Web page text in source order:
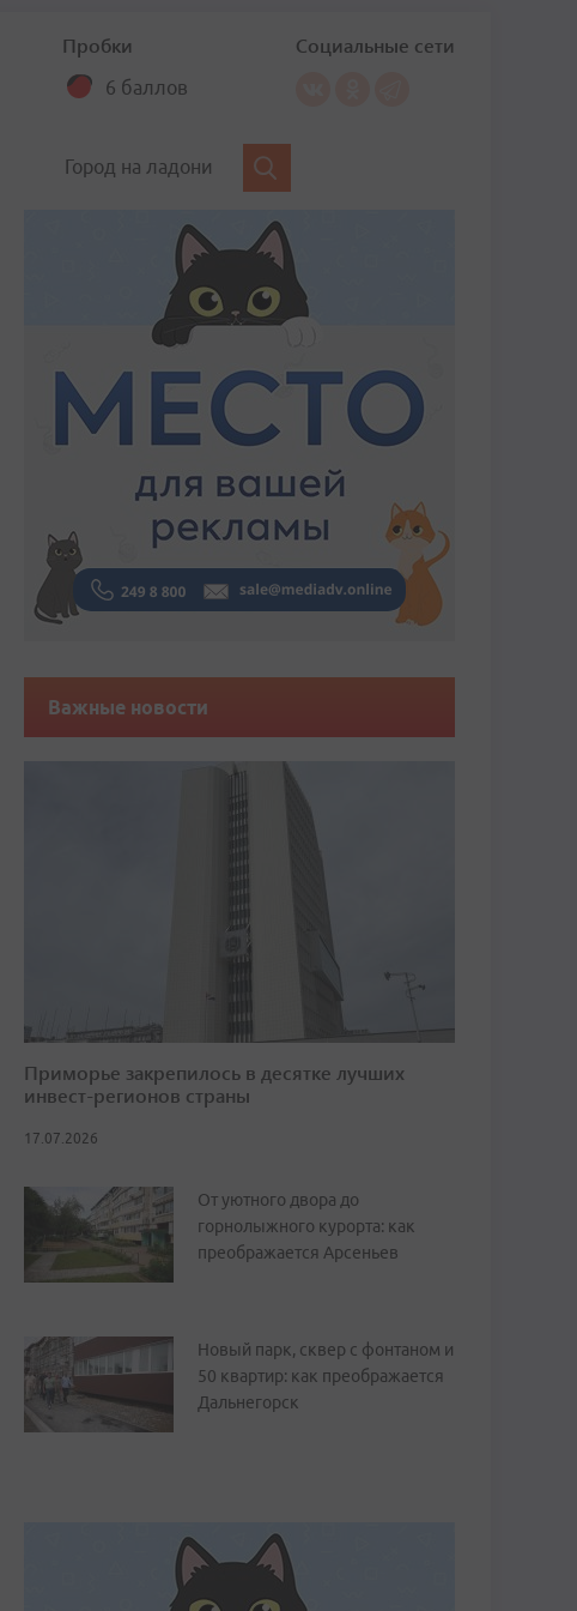
Пробки
6 баллов
Социальные сети
Город на ладони
Важные новости
Приморье закрепилось в десятке лучших
инвест-регионов страны
17.07.2026
От уютного двора до
горнолыжного курорта: как
преображается Арсеньев
Новый парк, сквер с фонтаном и
50 квартир: как преображается
Дальнегорск